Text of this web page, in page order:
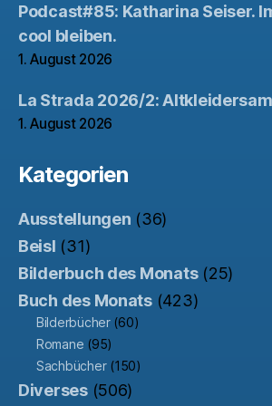
Podcast#85: Katharina Seiser.
cool bleiben.
1. August 2026
La Strada 2026/2:
1. August 2026
Kategorien
Ausstellungen (36)
Beisl (31)
Bilderbuch des Monats(25)
Buch des Monats(423)
Bilderbücher(60)
Romane (95)
Sachbücher(150)
Diverses(506)